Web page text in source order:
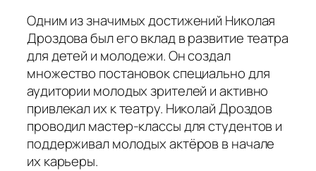
Одним из значимых достижений Николая
Дроздова был его вклад в развитие театра
для детей и молодежи. Он создал
множество постановок специально для
аудитории молодых зрителей и активно
привлекал их к театру. Николай Дроздов
проводил мастер-классы для студентов и
поддерживал молодых актёров в начале
их карьеры.